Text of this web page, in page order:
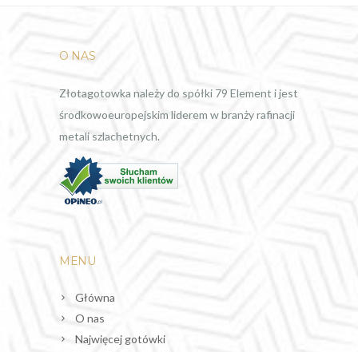
O NAS
Złotagotowka należy do spółki 79 Element i jest
środkowoeuropejskim liderem w branży rafinacji
metali szlachetnych.
MENU
Główna
O nas
Najwięcej gotówki